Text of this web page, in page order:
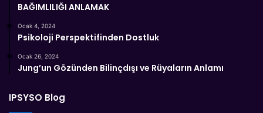
BAĞIMLILIĞI ANLAMAK
Ocak 4, 2024
Psikoloji Perspektifinden Dostluk
Ocak 26, 2024
Jung’un Gözünden Bilinçdışı ve Rüyaların Anlamı
IPSYSO Blog